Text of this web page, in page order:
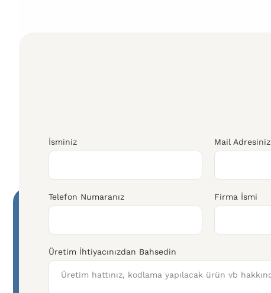
İsminiz Mail Adresiniz
Telefon Numaranız Firma İsmi
Üretim İhtiyacınızdan Bahsedin